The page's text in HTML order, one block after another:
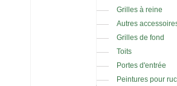
Grilles à reine
Autres
Grilles de fond
Toits
Portes d'entrée
Peintures pour